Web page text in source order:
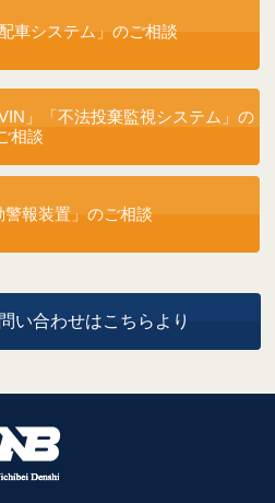
車システム」のご相談
」「不法投棄監視システム」の
相談
警報装置」のご相談
い合わせはこちらより